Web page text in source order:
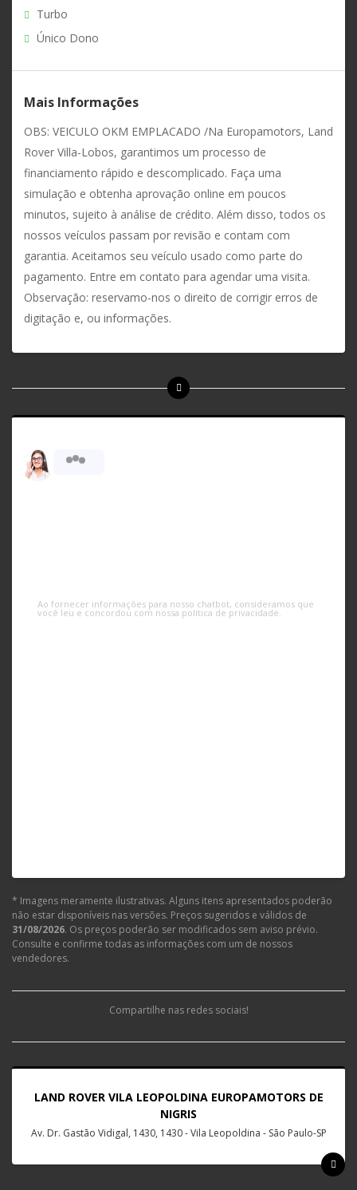
Turbo
Único Dono
Mais Informações
OBS: VEICULO OKM EMPLACADO /Na Europamotors, Land
Rover Villa-Lobos, garantimos um processo de
financiamento rápido e descomplicado. Faça uma
simulação e obtenha aprovação online em poucos
minutos, sujeito à análise de crédito. Além disso, todos os
nossos veículos passam por revisão e contam com
garantia. Aceitamos seu veículo usado como parte do
pagamento. Entre em contato para agendar uma visita.
Observação: reservamo-nos o direito de corrigir erros de
digitação e, ou informações.
* Imagens meramente ilustrativas. Alguns itens apresentados poderão
não estar disponíveis nas versões. Preços sugeridos e válidos de
31/08/2026. Os preços poderão ser modificados sem aviso prévio.
Consulte e confirme todas as informações com um de nossos
vendedores.
Compartilhe nas redes sociais!
LAND ROVER VILA LEOPOLDINA EUROPAMOTORS DE
NIGRIS
Av. Dr. Gastão Vidigal, 1430, 1430 - Vila Leopoldina - São Paulo-SP